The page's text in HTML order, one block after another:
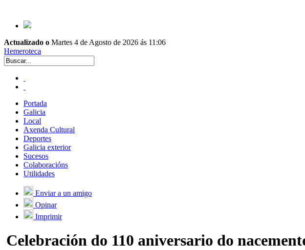
Actualizado o Martes 4 de Agosto de 2026 ás 11:06
Hemeroteca
Portada
Galicia
Local
Axenda Cultural
Deportes
Galicia exterior
Sucesos
Colaboracións
Utilidades
Enviar a un amigo
Opinar
Imprimir
Celebración do 110 aniversario do